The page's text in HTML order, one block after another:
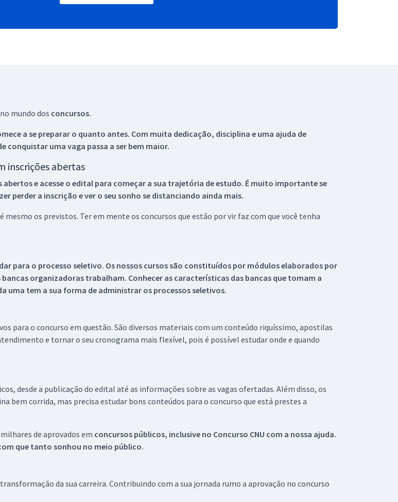
mundo dos concursos.
a se preparar o quanto antes. Com muita dedicação, disciplina e uma ajuda de
conquistar uma vaga passa a ser bem maior.
inscrições abertas
abertos e acesse o edital para começar a sua trajetória de estudo. É muito importante se
perder a inscrição e ver o seu sonho se distanciando ainda mais.
os previstos. Ter em mente os concursos que estão por vir faz com que você tenha
para o processo seletivo. Os nossos cursos são constituídos por módulos elaborados por
organizadoras trabalham. Conhecer as características das bancas que tomam a
tem a sua forma de administrar os processos seletivos.
para o concurso em questão. São diversos materiais com um conteúdo riquíssimo, apostilas
e tornar o seu cronograma mais flexível, pois é possível estudar onde e quando
desde a publicação do edital até as informações sobre as vagas ofertadas. Além disso, os
bem corrida, mas precisa estudar bons conteúdos para o concurso que está prestes a
de aprovados em concursos públicos, inclusive no Concurso CNU com a nossa ajuda.
que tanto sonhou no meio público.
da sua carreira. Contribuindo com a sua jornada rumo a aprovação no concurso